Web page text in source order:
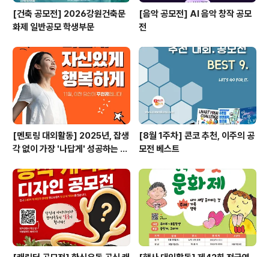
[건축 공모전] 2026강원건축문
화제 일반공모 학생부문
[음악 공모전] AI 음악 창작 공모
전
[멘토링 대외활동] 2025년, 잡생
각 없이 가장 '나답게' 성공하는 법
[8월 1주차] 콘코 추천, 이주의 공
모전 베스트